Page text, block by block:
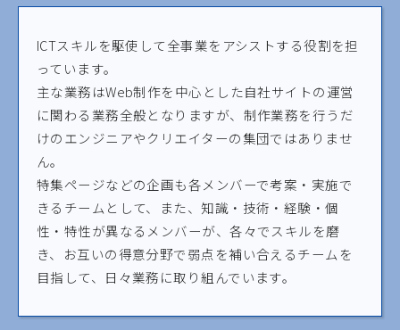
ICTスキルを駆使して全事業をアシストする役割を担
っています。
主な業務はWeb制作を中心とした自社サイトの運営
に関わる業務全般となりますが、制作業務を行うだ
けのエンジニアやクリエイターの集団ではありませ
ん。
特集ページなどの企画も各メンバーで考案・実施で
きるチームとして、また、知識・技術・経験・個
性・特性が異なるメンバーが、各々でスキルを磨
き、お互いの得意分野で弱点を補い合えるチームを
目指して、日々業務に取り組んでいます。